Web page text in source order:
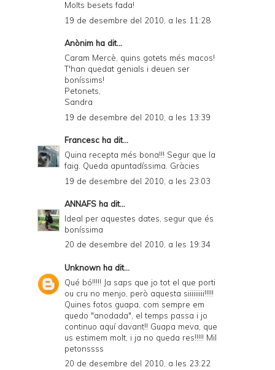
Molts besets fada!
19 de desembre del 2010, a les 11:28
Anònim ha dit...
Caram Mercè, quins gotets més macos!
T'han quedat genials i deuen ser
boníssims!
Petonets,
Sandra
19 de desembre del 2010, a les 13:39
Francesc ha dit...
Quina recepta més bona!!! Segur que la
faig. Queda apuntadíssima. Gràcies
19 de desembre del 2010, a les 23:03
ANNAFS ha dit...
Ideal per aquestes dates, segur que és
boníssima
20 de desembre del 2010, a les 19:34
Unknown ha dit...
Qué bó!!!!! Ja saps que jo tot el que porti
ou cru no menjo, però aquesta siiiiiiiii!!!!!
Quines fotos guapa, com sempre em
quedo "anodada", el temps passa i jo
continuo aquí davant!! Guapa meva, que
us estimem molt, i ja no queda res!!!!! Mil
petonssss
20 de desembre del 2010, a les 23:22